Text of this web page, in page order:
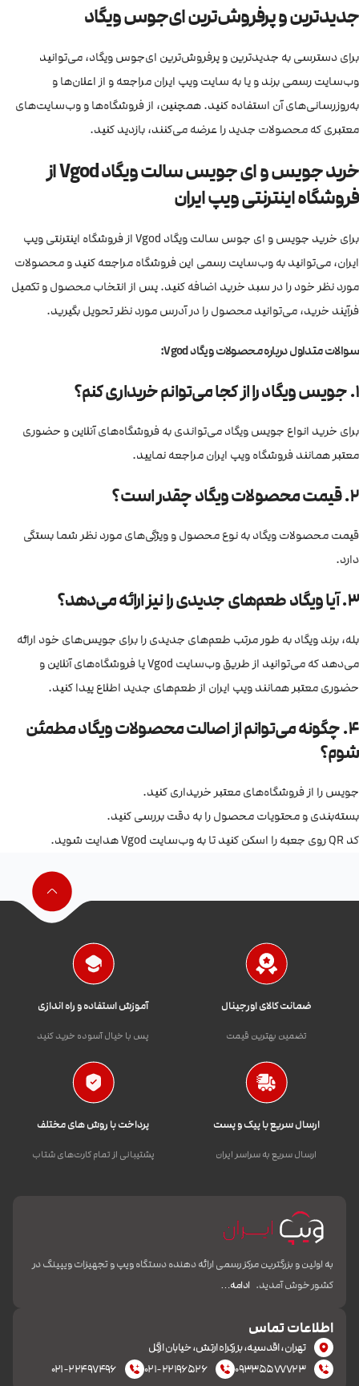
جدیدترین و پرفروش‌ترین ای‌جوس ویگاد
برای دسترسی به جدیدترین و پرفروش‌ترین ای‌جوس ویگاد، می‌توانید
وب‌سایت رسمی برند و یا به سایت ویپ ایران مراجعه و از اعلان‌ها و
به‌روزرسانی‌های آن استفاده کنید. همچنین، از فروشگاه‌ها و وب‌سایت‌های
معتبری که محصولات جدید را عرضه می‌کنند، بازدید کنید.
خرید جویس و ای جویس سالت ویگاد Vgod از
فروشگاه اینترنتی ویپ ایران
برای خرید جویس و ای جوس سالت ویگاد Vgod از فروشگاه اینترنتی ویپ
ایران، می‌توانید به وب‌سایت رسمی این فروشگاه مراجعه کنید و محصولات
مورد نظر خود را در سبد خرید اضافه کنید. پس از انتخاب محصول و تکمیل
فرآیند خرید، می‌توانید محصول را در آدرس مورد نظر تحویل بگیرید.
سوالات متداول درباره محصولات ویگاد Vgod:
1. جویس ویگاد را از کجا می‌توانم خریداری کنم؟
برای خرید انواع جویس ویگاد می‌تواندی به فروشگاه‌های آنلاین و حضوری
معتبر همانند فروشگاه ویپ ایران مراجعه نمایید.
2. قیمت محصولات ویگاد چقدر است؟
قیمت محصولات ویگاد به نوع محصول و ویژگی‌های مورد نظر شما بستگی
دارد.
3. آیا ویگاد طعم‌های جدیدی را نیز ارائه می‌دهد؟
بله، برند ویگاد به طور مرتب طعم‌های جدیدی را برای جویس‌های خود ارائه
می‌دهد که می‌توانید از طریق وب‌سایت Vgod یا فروشگاه‌های آنلاین و
حضوری معتبر همانند ویپ ایران از طعم‌های جدید اطلاع پیدا کنید.
4. چگونه می‌توانم از اصالت محصولات ویگاد مطمئن
شوم؟
جویس را از فروشگاه‌های معتبر خریداری کنید.
بسته‌بندی و محتویات محصول را به دقت بررسی کنید.
کد QR روی جعبه را اسکن کنید تا به وب‌سایت Vgod هدایت شوید.
ضمانت کالای اورجینال
تضمین بهترین قیمت
آموزش استفاده و راه اندازی
پس با خیال آسوده خرید کنید
ارسال سریع با پیک و پست
ارسال سریع به سراسر ایران
پرداخت با روش های مختلف
پشتیبانی از تمام کارت‌های شتاب
به اولین و بزرگترین مرکز رسمی ارائه دهنده دستگاه ویپ و تجهیزات ویپینگ در
کشور خوش آمدید. ادامه…
اطلاعات تماس
تهران، اقدسیه، بزرکراه ارتش، خیابان ازگل
۰۹۳۳۵۵۷۷۷۲۳
۰۲۱-۲۲۱۹۶۵۲۶ ۰۲۱-۲۲۴۹۷۴۹۶